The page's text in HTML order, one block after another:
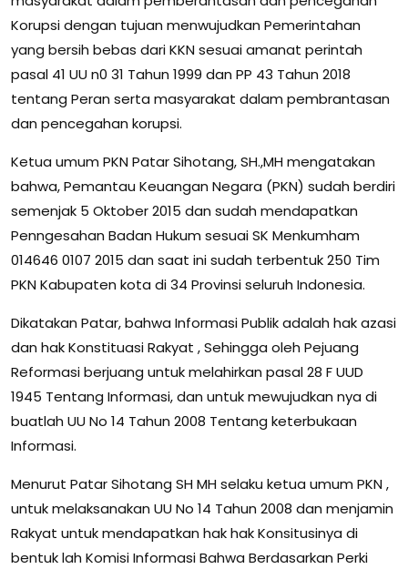
Korupsi dengan tujuan menwujudkan Pemerintahan
yang bersih bebas dari KKN sesuai amanat perintah
pasal 41 UU n0 31 Tahun 1999 dan PP 43 Tahun 2018
tentang Peran serta masyarakat dalam pembrantasan
dan pencegahan korupsi.
Ketua umum PKN Patar Sihotang, SH.,MH mengatakan
bahwa, Pemantau Keuangan Negara (PKN) sudah berdiri
semenjak 5 Oktober 2015 dan sudah mendapatkan
Penngesahan Badan Hukum sesuai SK Menkumham
014646 0107 2015 dan saat ini sudah terbentuk 250 Tim
PKN Kabupaten kota di 34 Provinsi seluruh Indonesia.
Dikatakan Patar, bahwa Informasi Publik adalah hak azasi
dan hak Konstituasi Rakyat , Sehingga oleh Pejuang
Reformasi berjuang untuk melahirkan pasal 28 F UUD
1945 Tentang Informasi, dan untuk mewujudkan nya di
buatlah UU No 14 Tahun 2008 Tentang keterbukaan
Informasi.
Menurut Patar Sihotang SH MH selaku ketua umum PKN ,
untuk melaksanakan UU No 14 Tahun 2008 dan menjamin
Rakyat untuk mendapatkan hak hak Konsitusinya di
bentuk lah Komisi Informasi Bahwa Berdasarkan Perki